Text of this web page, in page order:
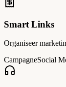
Smart Links
Organiseer
CampagneSocial